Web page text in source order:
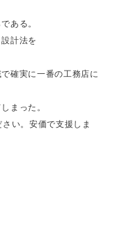
ある。
計法を
確実に一番の工務店に
まった。
い。安価で支援しま